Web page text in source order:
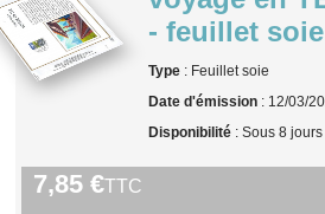
- feuillet
Type: Feuillet soie
Date d'émission: 12/03/
Disponibilité: Sous 8 jours
7,85 €TTC